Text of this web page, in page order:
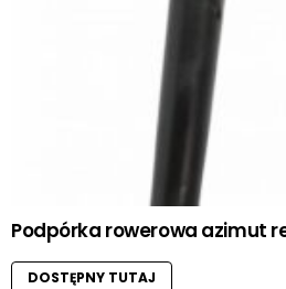
Podpórka rowerowa azimut
DOSTĘPNY TUTAJ